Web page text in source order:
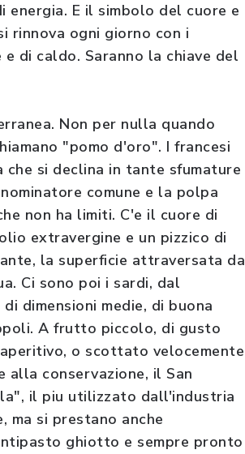
E il simbolo del cuore e
rinnova ogni giorno con i
di caldo. Saranno la chiave del
Non per nulla quando
"pomo d'oro". I francesi
si declina in tante sfumature
comune e la polpa
non ha limiti. C'e il cuore di
extravergine e un pizzico di
la superficie attraversata da
Ci sono poi i sardi, dal
dimensioni medie, di buona
A frutto piccolo, di gusto
o scottato velocemente
conservazione, il San
il piu utilizzato dall'industria
ma si prestano anche
ghiotto e sempre pronto